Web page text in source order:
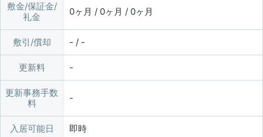
敷金/保証金/
礼金
0ヶ月 / 0ヶ月 / 0ヶ月
敷引/償却 - / -
更新料
更新事務手数
料
入居可能日 即時